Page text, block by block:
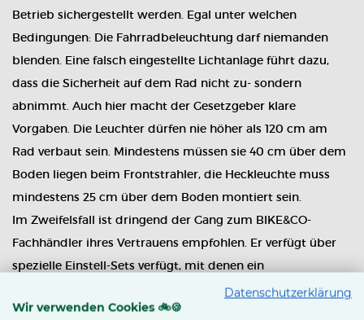
Betrieb sichergestellt werden. Egal unter welchen
Bedingungen: Die Fahrradbeleuchtung darf niemanden
blenden. Eine falsch eingestellte Lichtanlage führt dazu,
dass die Sicherheit auf dem Rad nicht zu- sondern
abnimmt. Auch hier macht der Gesetzgeber klare
Vorgaben. Die Leuchter dürfen nie höher als 120 cm am
Rad verbaut sein. Mindestens müssen sie 40 cm über dem
Boden liegen beim Frontstrahler, die Heckleuchte muss
mindestens 25 cm über dem Boden montiert sein.
Im Zweifelsfall ist dringend der Gang zum BIKE&CO-
Fachhändler ihres Vertrauens empfohlen. Er verfügt über
spezielle Einstell-Sets verfügt, mit denen ein
bestimmungsgemäßer Gebrauch sichergestellt wird.
Damit kann er sorgen verbindlich dafür, dass Sie
Datenschutzerklärung
Wir verwenden Cookies 🚲🍪